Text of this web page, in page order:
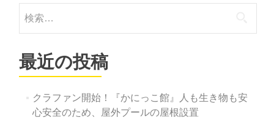
索:
最近の投稿
クラファン開始！『かにっこ館』人も生き物も安
心安全のため、屋外プールの屋根設置